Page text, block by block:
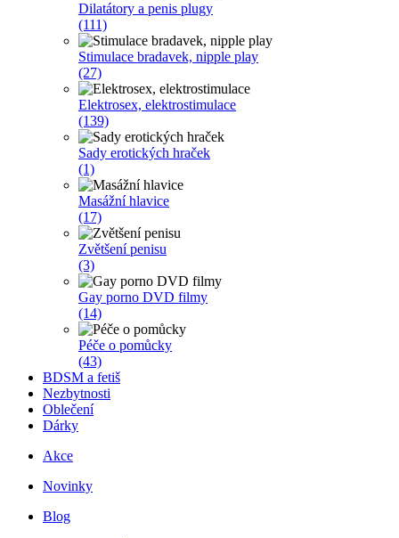
Dilatátory a penis plugy
(111)
Stimulace bradavek, nipple play
(27)
Elektrosex, elektrostimulace
(139)
Sady erotických hraček
(1)
Masážní hlavice
(17)
Zvětšení penisu
(3)
Gay porno DVD filmy
(14)
Péče o pomůcky
(43)
BDSM a fetiš
Nezbytnosti
Oblečení
Dárky
Akce
Novinky
Blog